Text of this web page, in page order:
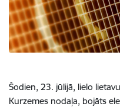
Šodien, 23. jūlijā, lielo
Kurzemes nodaļa, bojāts